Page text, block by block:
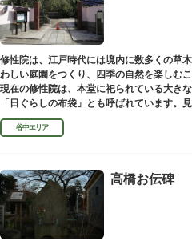
修性院は、江戸時代には境内に数多くの草
わしい庭園をつくり、四季の自然を楽しむ
現在の修性院は、本堂に祀られている大き
「日ぐらしの布袋」とも呼ばれています。
まった、という言い伝えです。
谷中エリア
高橋お伝碑